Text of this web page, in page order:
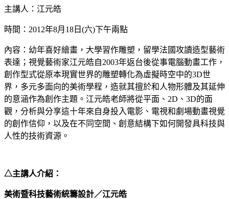
主講人：江元皓
時間：2012年8月18日(六)下午兩點
內容：幼年喜好繪畫，大學習作雕塑，留學法國攻讀造型藝術
表達；視覺藝術家江元皓自2003年返台後從事電腦動畫工作，
創作型式從原本現實世界的雕塑轉化為虛擬時空中的3D世
界，多元多面向的美術學程，造就其擅於和人物形體及其延伸
的意涵作為創作主題。江元皓老師將從平面、2D、3D的面
觀，分析與分享這十年來自身投入電影、電視和劇場動畫視覺
的創作信仰，以及在不同空間、創意結構下如何開發具科技與
人性的技術資源。
△主講人介紹：
美術暨科技藝術統籌設計／江元皓